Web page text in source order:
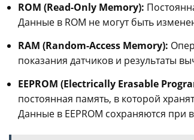
ROM (Read-Only Memory):
Данные в ROM не могут быть
RAM (Random-Access Memory):
показания датчиков и результаты
EEPROM (Electrically Erasable
постоянная память, в которой
Данные в EEPROM сохраняются